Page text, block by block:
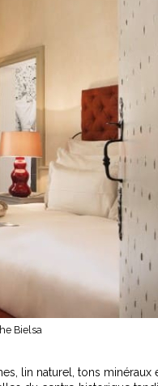
Bielsa
lin naturel, tons minéraux